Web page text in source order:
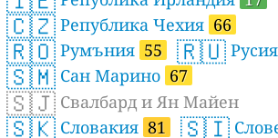
🇨🇿 Република Чехия 66
🇷🇴 Румъния 55 🇷🇺 Русия
🇸🇲 Сан Марино 67
🇸🇯 Свалбард и Ян Майен
🇸🇰 Словакия 81 🇸🇮